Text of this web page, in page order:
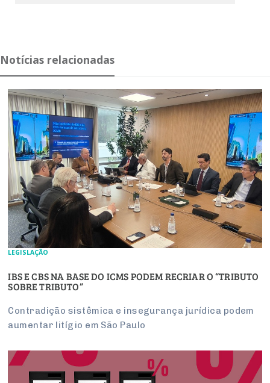
Notícias relacionadas
LEGISLAÇÃO
IBS E CBS NA BASE DO ICMS PODEM RECRIAR O “TRIBUTO
SOBRE TRIBUTO”
Contradição sistêmica e insegurança jurídica podem
aumentar litígio em São Paulo